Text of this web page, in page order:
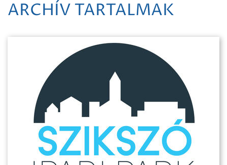
ARCHÍV TARTALMAK